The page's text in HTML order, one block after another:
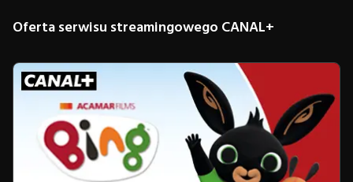
Oferta serwisu streamingowego CANAL+